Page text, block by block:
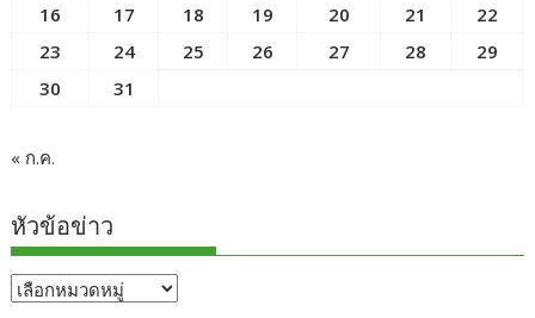
16
17 18 19 20 21
22
23
24 25 26 27 28
29
30
31
« ก.ค.
หัวข้อข่าว
หัวข้อ